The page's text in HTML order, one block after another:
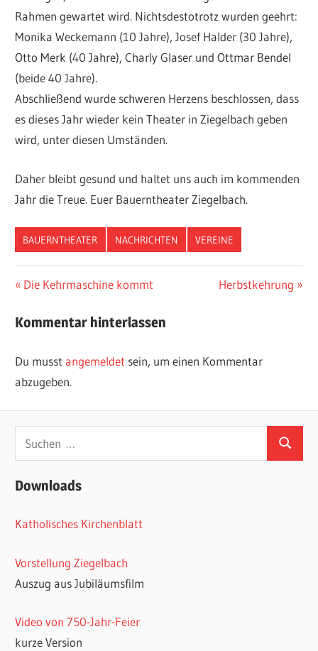
Rahmen gewartet wird. Nichtsdestotrotz wurden geehrt:
Monika Weckemann (10 Jahre), Josef Halder (30 Jahre),
Otto Merk (40 Jahre), Charly Glaser und Ottmar Bendel
(beide 40 Jahre).
Abschließend wurde schweren Herzens beschlossen, dass
es dieses Jahr wieder kein Theater in Ziegelbach geben
wird, unter diesen Umständen.
Daher bleibt gesund und haltet uns auch im kommenden
Jahr die Treue. Euer Bauerntheater Ziegelbach.
BAUERNTHEATER NACHRICHTEN VEREINE
Beitragsnavigation
Vorheriger
Die Kehrmaschine kommt
Nächster
Herbstkehrung
Kommentar hinterlassen
Du musstangemeldet sein, um einen Kommentar
abzugeben.
Suchen
Downloads
Katholisches Kirchenblatt
Vorstellung Ziegelbach
Auszug aus Jubiläumsfilm
Video von 750-Jahr-Feier
kurze Version